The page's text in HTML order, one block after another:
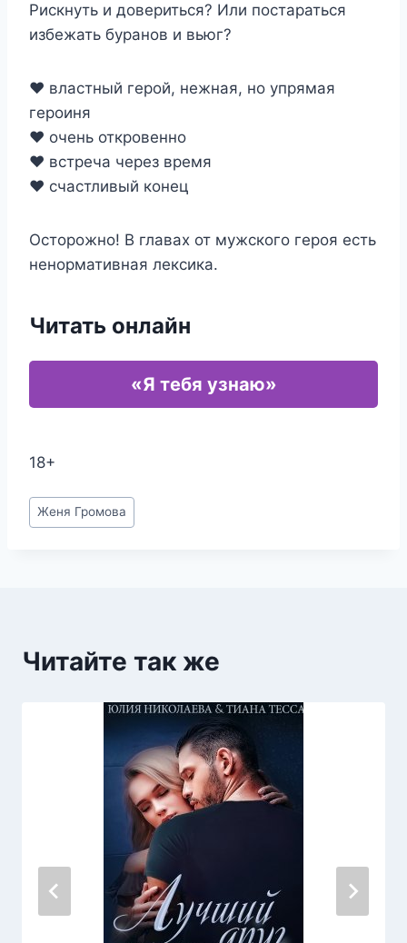
Рискнуть и довериться? Или постараться
избежать буранов и вьюг?
❤️ властный герой, нежная, но упрямая
героиня
❤️ очень откровенно
❤️ встреча через время
❤️ счастливый конец
Осторожно! В главах от мужского героя есть
ненормативная лексика.
Читать онлайн
«Я тебя узнаю»
18+
Метки
записи:
Женя Громова
Читайте так же